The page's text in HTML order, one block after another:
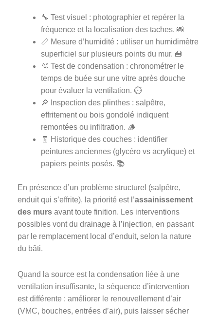
🔧 Test visuel : photographier et repérer la
fréquence et la localisation des taches. 📸
📏 Mesure d’humidité : utiliser un humidimètre
superficiel sur plusieurs points du mur. 🧰
🫧 Test de condensation : chronométrer le
temps de buée sur une vitre après douche
pour évaluer la ventilation. ⏱️
🔎 Inspection des plinthes : salpêtre,
effritement ou bois gondolé indiquent
remontées ou infiltration. 🪵
🧾 Historique des couches : identifier
peintures anciennes (glycéro vs acrylique) et
papiers peints posés. 📚
En présence d’un problème structurel (salpêtre,
enduit qui s’effrite), la priorité est l’assainissement
des murs avant toute finition. Les interventions
possibles vont du drainage à l’injection, en passant
par le remplacement local d’enduit, selon la nature
du bâti.
Quand la source est la condensation liée à une
ventilation insuffisante, la séquence d’intervention
est différente : améliorer le renouvellement d’air
(VMC, bouches, entrées d’air), puis laisser sécher